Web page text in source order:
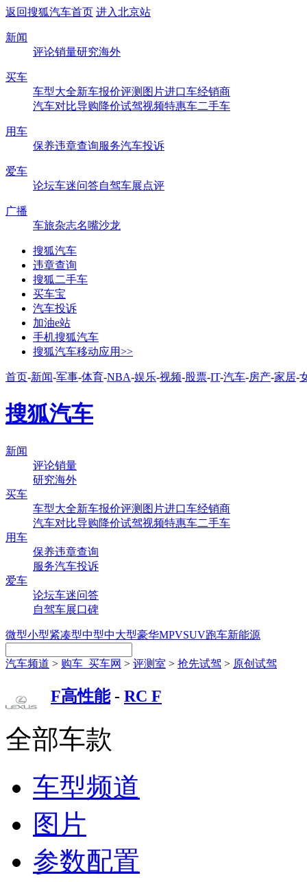
返回搜狐汽车首页 进入北京站
新闻
评论销量研究海外
买车
车型大全新车报价评测 图片进口车经销商
汽车对比导购降价试驾视频特惠车二手车
用车
保养违章查询服务汽车投诉
爱车
论坛车迷问答自驾车展点评
广播
车旅杂志名嘴沙龙
搜狐汽车
违章查询
搜狐二手车
买车宝
汽车投诉
加油e站
手机搜狐汽车
搜狐汽车移动应用>>
首页-新闻-军事-体育-NBA-娱乐-视频-股票-IT-汽车-房产-家居-
搜狐汽车
新闻
评论销量
研究海外
买车
车型大全新车报价评测 图片进口车经销商
汽车对比导购降价试驾视频特惠车二手车
用车
保养违章查询
服务汽车投诉
爱车
论坛车迷问答
自驾车展口碑
微型小型紧凑型中型中大型豪华MPVSUV跑车新能源
汽车频道 > 购车_买车网 > 评测室 > 抢先试驾 > 原创试驾
F高性能- RC F
全部车款
车型频道
图片
参数配置